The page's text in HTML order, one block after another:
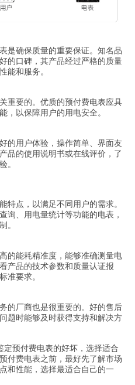
是确保质量的重要保证。知名品
的口碑，其产品经过严格的质量
能和服务。
重要的。优质的预付费电表应具
，以保障用户的用电安全。
的用户体验，操作简单、界面友
品的使用说明书或在线评价，了
。
特点，以满足不同用户的需求。
询、用电量统计等功能的电表，
。
的能耗精准度，能够准确测量电
产品的技术参数和质量认证报
准要求。
的厂商也是很重要的。好的售后
题时能够及时获得支持和解决方
定预付费电表的好坏，选择适合
付费电表之前，最好先了解市场
和性能，选择最适合自己的一